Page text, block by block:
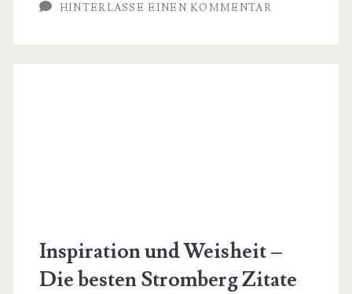
Menschen
HINTERLASSE EINEN KOMMENTAR
Inspiration und Weisheit –
Die besten Stromberg Zitate